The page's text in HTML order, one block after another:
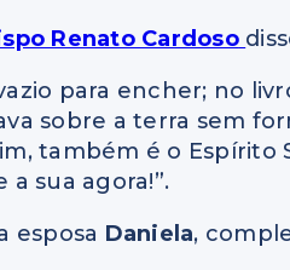
Renato Cardoso
para encher; no
sobre a terra sem
também é o Espírito
sua agora!”.
esposa Daniela,